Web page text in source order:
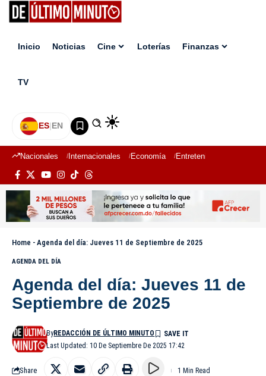
Inicio Noticias Cine Loterías Finanzas
TV
ES|EN
Nacionales Internacionales Economía Entretenimiento
Home - Agenda del día: Jueves 11 de Septiembre de 2025
AGENDA DEL DÍA
Agenda del día: Jueves 11 de
Septiembre de 2025
Last Updated: 10 De Septiembre De 2025 17:42
ByREDACCIÓN DE ÚLTIMO MINUTO
Share 1 Min Read